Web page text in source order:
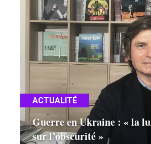
ACTUALITÉ
Guerre en Ukraine : « la
sur l’obscurité »